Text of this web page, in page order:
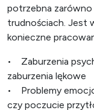
potrzebna
trudnościach. Jest
konieczne
• Zaburzenia
zaburzenia lękowe
• Problemy
czy poczucie